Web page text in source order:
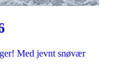
Med jevnt snøvær